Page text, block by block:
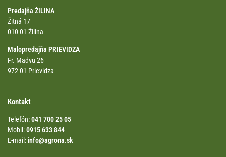
Predajňa ŽILINA
Žitná 17
010 01 Žilina
Malopredajňa PRIEVIDZA
Fr. Madvu 26
972 01 Prievidza
Kontakt
Telefón:041 700 25 05
Mobil:0915 633 844
E-mail:info@agrona.sk